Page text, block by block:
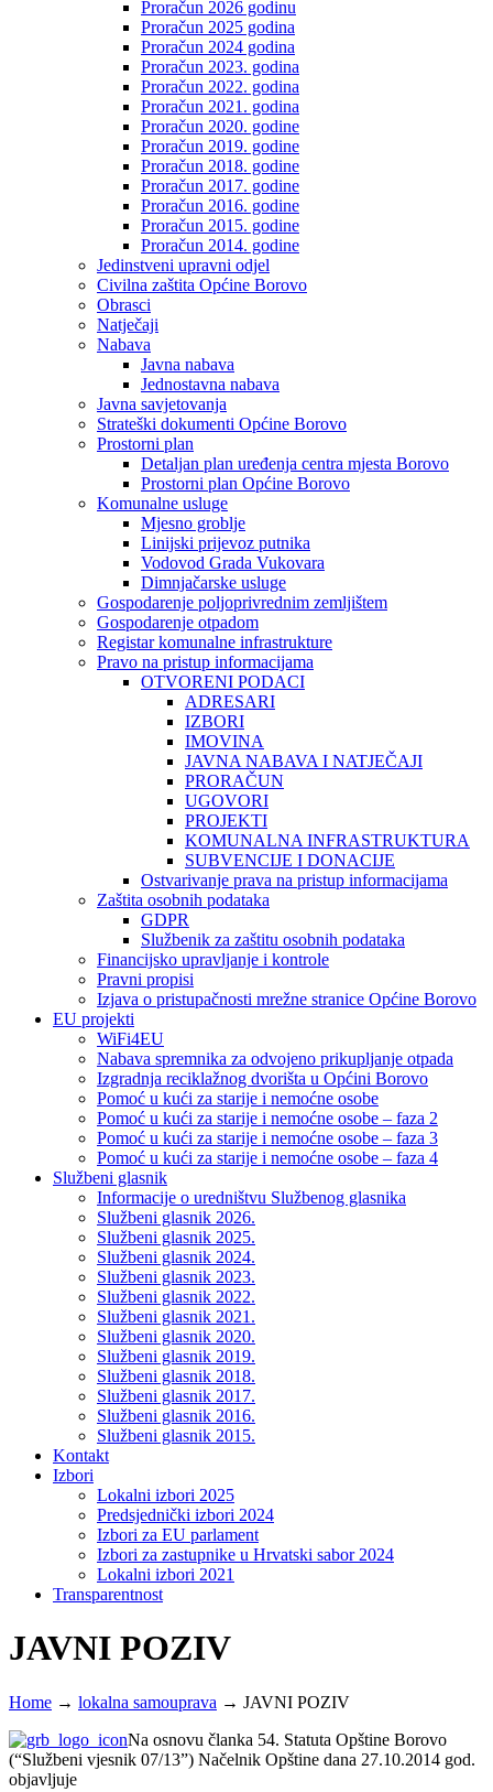
Proračun 2026 godinu
Proračun 2025 godina
Proračun 2024 godina
Proračun 2023. godina
Proračun 2022. godina
Proračun 2021. godina
Proračun 2020. godine
Proračun 2019. godine
Proračun 2018. godine
Proračun 2017. godine
Proračun 2016. godine
Proračun 2015. godine
Proračun 2014. godine
Jedinstveni upravni odjel
Civilna zaštita Općine Borovo
Obrasci
Natječaji
Nabava
Javna nabava
Jednostavna nabava
Javna savjetovanja
Strateški dokumenti Općine Borovo
Prostorni plan
Detaljan plan uređenja centra mjesta Borovo
Prostorni plan Općine Borovo
Komunalne usluge
Mjesno groblje
Linijski prijevoz putnika
Vodovod Grada Vukovara
Dimnjačarske usluge
Gospodarenje poljoprivrednim zemljištem
Gospodarenje otpadom
Registar komunalne infrastrukture
Pravo na pristup informacijama
OTVORENI PODACI
ADRESARI
IZBORI
IMOVINA
JAVNA NABAVA I NATJEČAJI
PRORAČUN
UGOVORI
PROJEKTI
KOMUNALNA INFRASTRUKTURA
SUBVENCIJE I DONACIJE
Ostvarivanje prava na pristup informacijama
Zaštita osobnih podataka
GDPR
Službenik za zaštitu osobnih podataka
Financijsko upravljanje i kontrole
Pravni propisi
Izjava o pristupačnosti mrežne stranice Općine Borovo
EU projekti
WiFi4EU
Nabava spremnika za odvojeno prikupljanje otpada
Izgradnja reciklažnog dvorišta u Općini Borovo
Pomoć u kući za starije i nemoćne osobe
Pomoć u kući za starije i nemoćne osobe – faza 2
Pomoć u kući za starije i nemoćne osobe – faza 3
Pomoć u kući za starije i nemoćne osobe – faza 4
Službeni glasnik
Informacije o uredništvu Službenog glasnika
Službeni glasnik 2026.
Službeni glasnik 2025.
Službeni glasnik 2024.
Službeni glasnik 2023.
Službeni glasnik 2022.
Službeni glasnik 2021.
Službeni glasnik 2020.
Službeni glasnik 2019.
Službeni glasnik 2018.
Službeni glasnik 2017.
Službeni glasnik 2016.
Službeni glasnik 2015.
Kontakt
Izbori
Lokalni izbori 2025
Predsjednički izbori 2024
Izbori za EU parlament
Izbori za zastupnike u Hrvatski sabor 2024
Lokalni izbori 2021
Transparentnost
JAVNI POZIV
Home → lokalna samouprava → JAVNI POZIV
Na osnovu članka 54. Statuta Opštine Borovo
(“Službeni vjesnik 07/13”) Načelnik Opštine dana 27.10.2014 god.
objavljuje